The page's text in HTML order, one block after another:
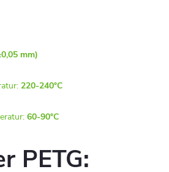
mm)
220-240°C
60-90°C
PETG: